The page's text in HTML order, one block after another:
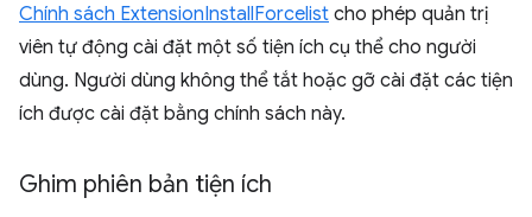
Chính sách ExtensionInstallForcelist cho phép quản trị
viên tự động cài đặt một số tiện ích cụ thể cho người
dùng. Người dùng không thể tắt hoặc gỡ cài đặt các tiện
ích được cài đặt bằng chính sách này.
Ghim phiên bản tiện ích